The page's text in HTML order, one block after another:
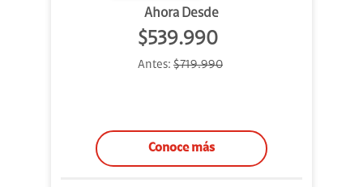
Ahora Desde
$539.990
Antes: $719.990
Conoce más